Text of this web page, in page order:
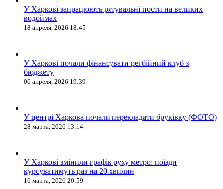
У Харкові запрацюють рятувальні пости на великих
водоймах
18 апреля, 2026 18:45
У Харкові почали фінансувати регбійний клуб з
бюджету
06 апреля, 2026 19:39
У центрі Харкова почали перекладати бруківку (ФОТО)
28 марта, 2026 13:14
У Харкові змінили графік руху метро: поїзди
курсуватимуть раз на 20 хвилин
16 марта, 2026 20:59